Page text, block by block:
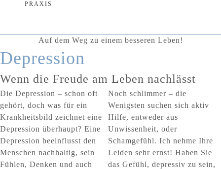
PRAXIS
Auf dem Weg zu einem besseren Leben!
Depression
Wenn die Freude am Leben nachlässt
Die Depression – schon oft
gehört, doch was für ein
Krankheitsbild zeichnet eine
Depression überhaupt? Eine
Depression beeinflusst den
Menschen nachhaltig, sein
Fühlen, Denken und auch
Noch schlimmer – die
Wenigsten suchen sich aktiv
Hilfe, entweder aus
Unwissenheit, oder
Schamgefühl. Ich nehme Ihre
Leiden sehr ernst! Haben Sie
das Gefühl, depressiv zu sein,